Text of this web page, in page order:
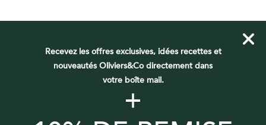
Recevez les offres exclusives, idées recettes et
nouveautés Oliviers&Co directement dans
votre boîte mail.
+
VOUS DEVRIEZ AUSSI AIMER
BEST SELLER